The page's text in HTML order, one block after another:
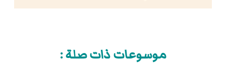
موسوعات ذات صلة :